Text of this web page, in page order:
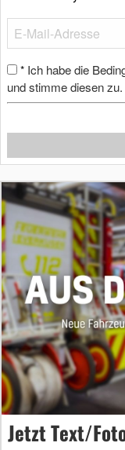
* Ich habe die
und stimme diesen zu.
Jetzt Text/